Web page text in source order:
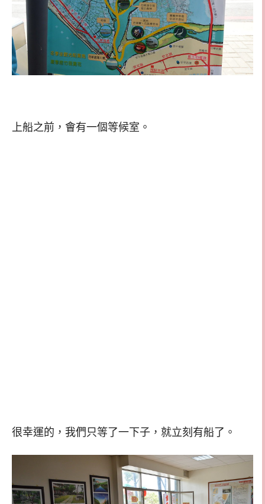
上船之前，會有一個等候室。
很幸運的，我們只等了一下子，就立刻有船了。